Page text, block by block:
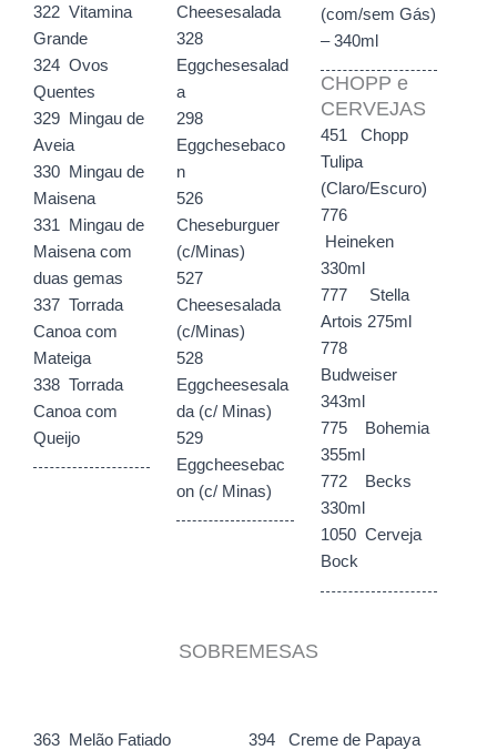
322 Vitamina
Grande
324 Ovos
Quentes
329 Mingau de
Aveia
330 Mingau de
Maisena
331 Mingau de
Maisena com
duas gemas
337 Torrada
Canoa com
Mateiga
338 Torrada
Canoa com
Queijo
Cheesesalada
328
Eggchesesalad
a
298
Eggchesebaco
n
526
Cheseburguer
(c/Minas)
527
Cheesesalada
(c/Minas)
528
Eggcheesesala
da (c/ Minas)
529
Eggcheesebac
on (c/ Minas)
(com/sem Gás)
– 340ml
CHOPP e
CERVEJAS
451 Chopp
Tulipa
(Claro/Escuro)
776
Heineken
330ml
777 Stella
Artois 275ml
778
Budweiser
343ml
775 Bohemia
355ml
772 Becks
330ml
1050 Cerveja
Bock
SOBREMESAS
363 Melão Fatiado
394 Creme de Papaya